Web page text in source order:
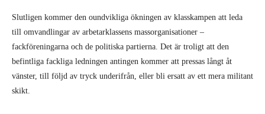
Slutligen kommer den oundvikliga ökningen av klasskampen att leda
till omvandlingar av arbetarklassens massorganisationer –
fackföreningarna och de politiska partierna. Det är troligt att den
befintliga fackliga ledningen antingen kommer att pressas långt åt
vänster, till följd av tryck underifrån, eller bli ersatt av ett mera militant
skikt.